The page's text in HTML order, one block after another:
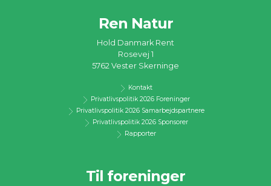
Ren Natur
Hold Danmark Rent
Rosevej 1
5762 Vester Skerninge
Kontakt
Privatlivspolitik 2026 Foreninger
Privatlivspolitik 2026 Samarbejdspartnere
Privatlivspolitik 2026 Sponsorer
Rapporter
Til foreninger